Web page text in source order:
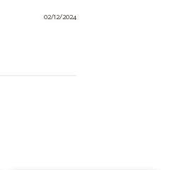
02/12/2024